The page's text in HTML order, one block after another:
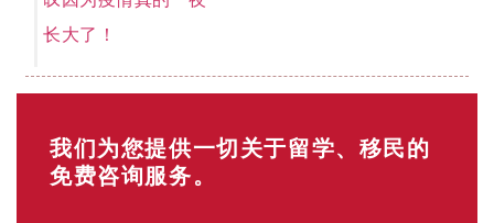
长大了！
我们为您提供一切关于留学、移民的
免费咨询服务。